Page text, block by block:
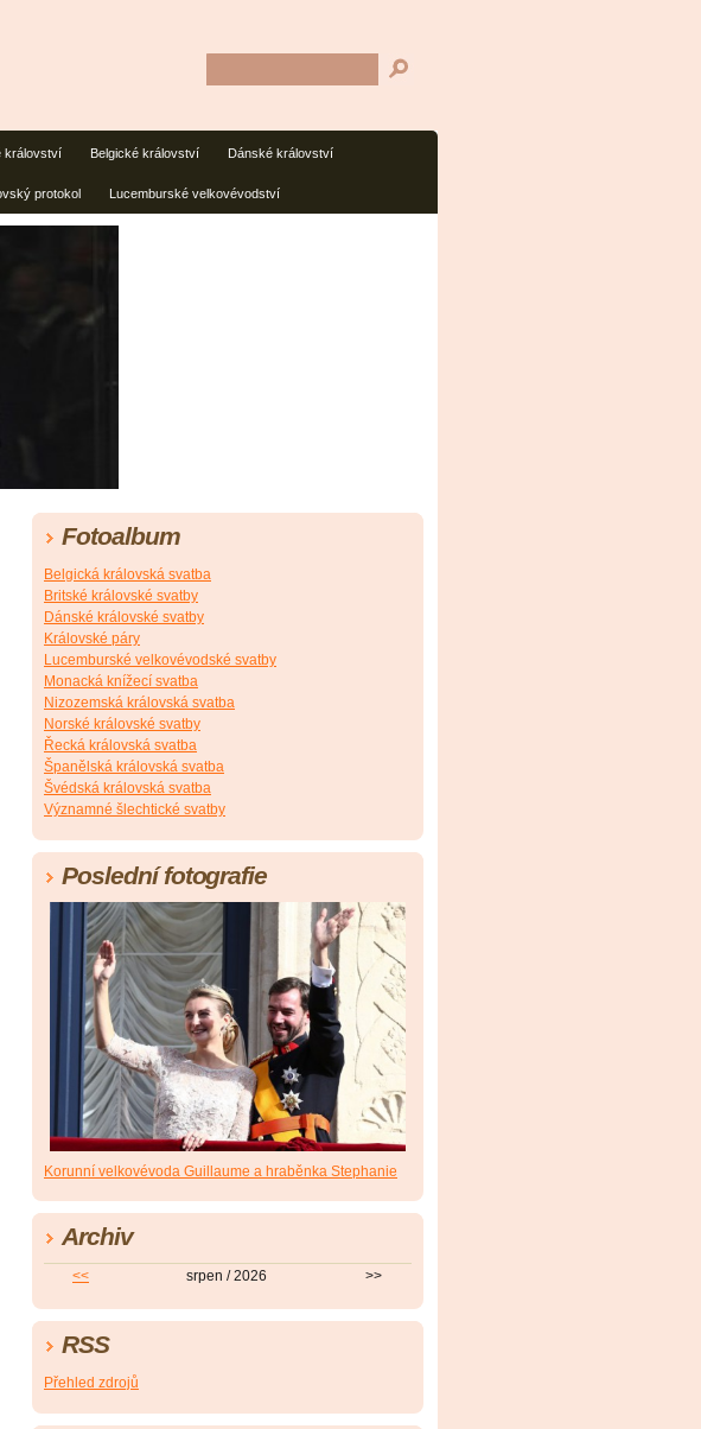
království Belgické království Dánské království
protokol Lucemburské velkovévodství
Fotoalbum
Belgická královská svatba
Britské královské svatby
Dánské královské svatby
Královské páry
Lucemburské velkovévodské svatby
Monacká knížecí svatba
Nizozemská královská svatba
Norské královské svatby
Řecká královská svatba
Španělská královská svatba
Švédská královská svatba
Významné šlechtické svatby
Poslední fotografie
Korunní velkovévoda Guillaume a hraběnka Stephanie
Archiv
<< srpen / 2026 >>
RSS
Přehled zdrojů